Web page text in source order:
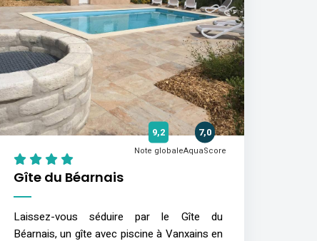
Gîte du Béarnais
9,2
Note globale
7,0
AquaScore
Laissez-vous séduire par le Gîte du
Béarnais, un gîte avec piscine à Vanxains en